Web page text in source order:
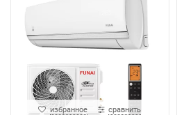
избранное сравнить